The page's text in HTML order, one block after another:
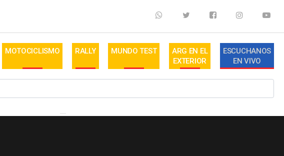
MOTOCICLISMO RALLY MUNDO TEST
ARG EN EL
EXTERIOR
ESCUCHANOS
EN VIVO